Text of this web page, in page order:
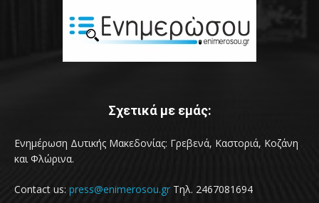
Σχετικά με εμάς:
Ενημέρωση Δυτικής Μακεδονίας: Γρεβενά, Καστοριά, Κοζάνη
και Φλώρινα.
Contact us: press@enimerosou.gr Τηλ. 2467081694